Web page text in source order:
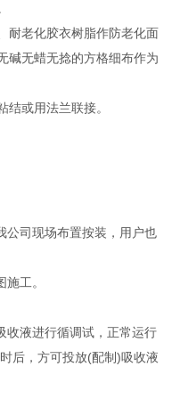
耐老化胶衣树脂作防老化面
碱无蜡无捻的方格细布作为
或用法兰联接。
公司现场布置按装，用户也
工。
收液进行循调试，正常运行
后，方可投放(配制)吸收液